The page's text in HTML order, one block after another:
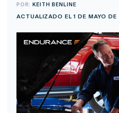
POR:KEITH BENLINE
ACTUALIZADO EL 1 DE MAYO DE